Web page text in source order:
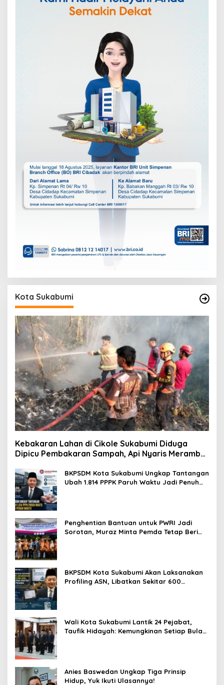
Kota Sukabumi
Kebakaran Lahan di Cikole Sukabumi Diduga
Dipicu Pembakaran Sampah, Api Nyaris Merambat
BKPSDM Kota Sukabumi Ungkap Tantangan
Ubah 1.814 PPPK Paruh Waktu Jadi Penuh
Penghentian Bantuan untuk PWRI Jadi
Sorotan, Muraz Minta Pemda Tetap Beri
BKPSDM Kota Sukabumi Akan Laksanakan
Profiling ASN, Libatkan Sekitar 600
Wali Kota Sukabumi Lantik 24 Pejabat,
Taufik Hidayah: Kemungkinan Setiap Bulan
Anies Baswedan Ungkap Tiga Prinsip
Hidup, Yuk Ikuti Ulasannya!